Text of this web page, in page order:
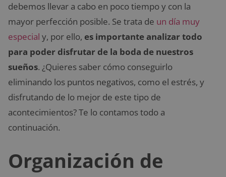
debemos llevar a cabo en poco tiempo y con la
mayor perfección posible. Se trata de un día muy
especial y, por ello, es importante analizar todo
para poder disfrutar de la boda de nuestros
sueños. ¿Quieres saber cómo conseguirlo
eliminando los puntos negativos, como el estrés, y
disfrutando de lo mejor de este tipo de
acontecimientos? Te lo contamos todo a
continuación.
Organización de